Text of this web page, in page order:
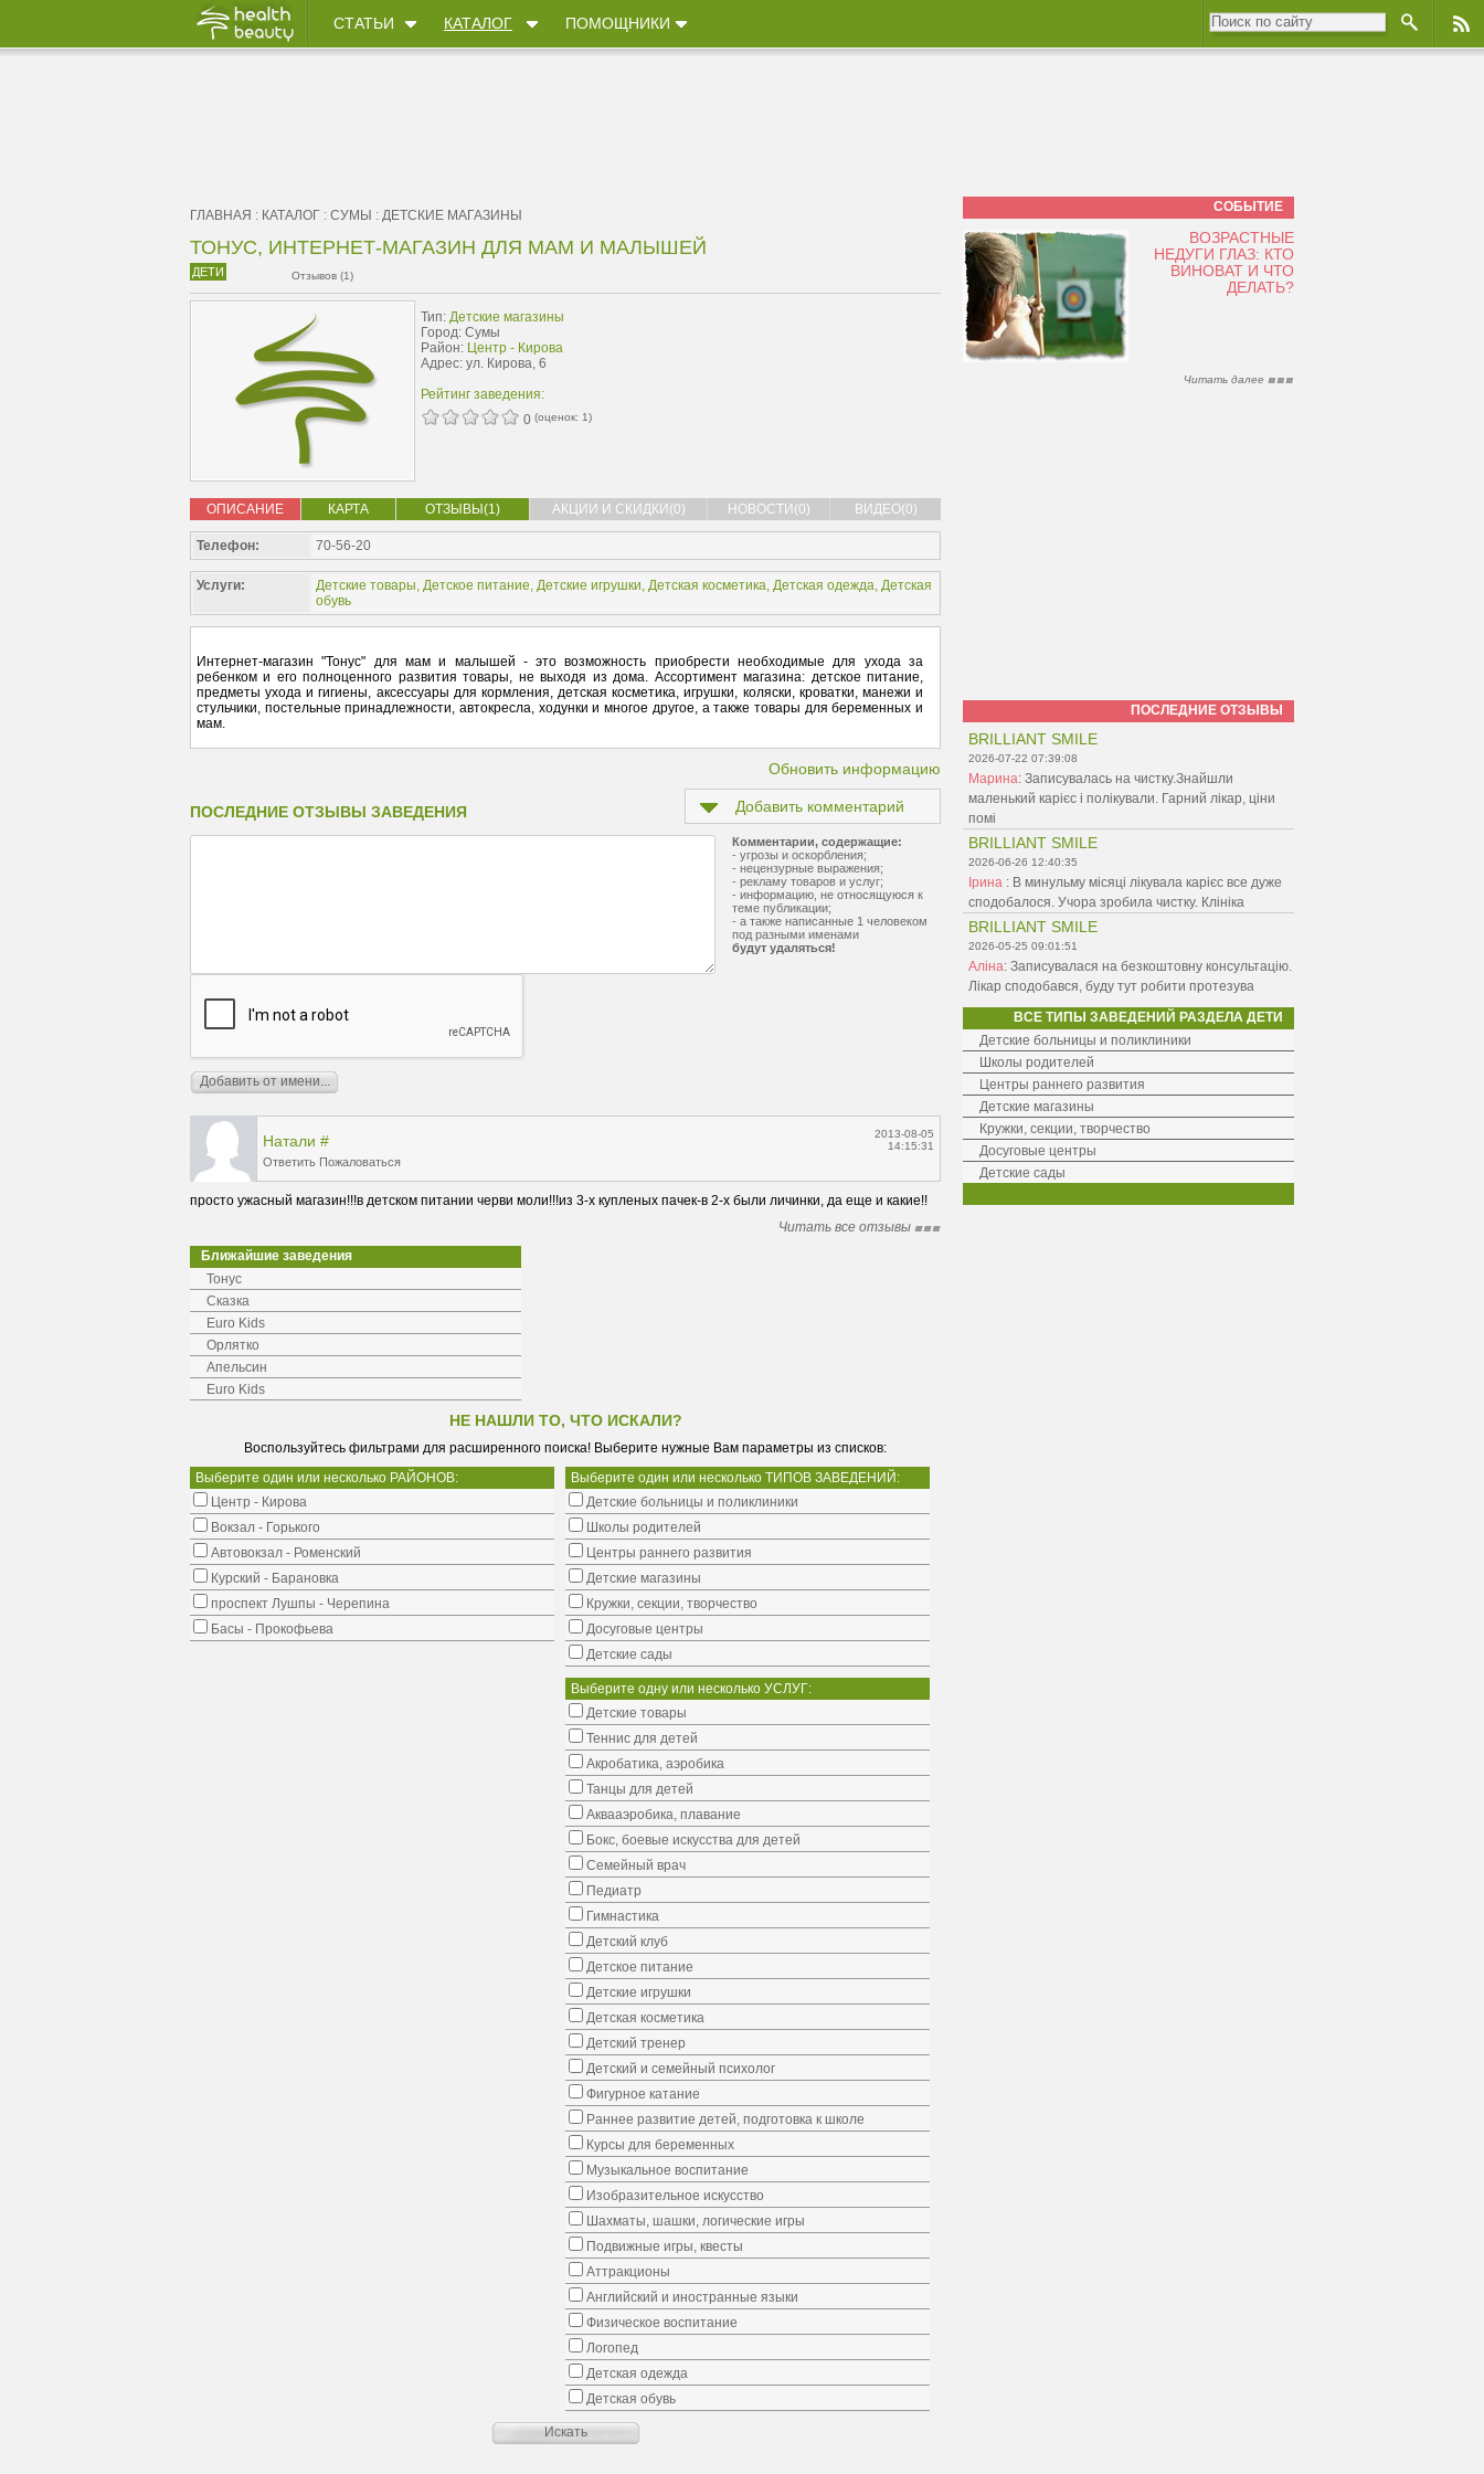
СТАТЬИ КАТАЛОГ ПОМОЩНИКИ
ГЛАВНАЯ : КАТАЛОГ : СУМЫ : ДЕТСКИЕ МАГАЗИНЫ
ТОНУС, ИНТЕРНЕТ-МАГАЗИН ДЛЯ МАМ И МАЛЫШЕЙ
ДЕТИ Отзывов (1)
Тип: Детские магазины
Город: Сумы
Район: Центр - Кирова
Адрес: ул. Кирова, 6
Рейтинг заведения:
0 (оценок: 1)
ОПИСАНИЕ КАРТА ОТЗЫВЫ(1) АКЦИИ И СКИДКИ(0) НОВОСТИ(0) ВИДЕО(0)
Телефон: 70-56-20
Услуги: Детские товары, Детское питание, Детские игрушки, Детская косметика, Детская одежда, Детская
обувь
Интернет-магазин "Тонус" для мам и малышей - это возможность приобрести необходимые для ухода за
ребенком и его полноценного развития товары, не выходя из дома. Ассортимент магазина: детское питание,
предметы ухода и гигиены, аксессуары для кормления, детская косметика, игрушки, коляски, кроватки, манежи и
стульчики, постельные принадлежности, автокресла, ходунки и многое другое, а также товары для беременных и
мам.
Обновить информацию
ПОСЛЕДНИЕ ОТЗЫВЫ ЗАВЕДЕНИЯ Добавить комментарий
Комментарии, содержащие:
- угрозы и оскорбления;
- нецензурные выражения;
- рекламу товаров и услуг;
- информацию, не относящуюся к
теме публикации;
- а также написанные 1 человеком
под разными именами
будут удаляться!
Натали #
Ответить Пожаловаться
2013-08-05
14:15:31
просто ужасный магазин!!!в детском питании черви моли!!!из 3-х купленых пачек-в 2-х были личинки, да еще и какие!!
Читать все отзывы
Ближайшие заведения
Тонус
Сказка
Euro Kids
Орлятко
Апельсин
Euro Kids
НЕ НАШЛИ ТО, ЧТО ИСКАЛИ?
Воспользуйтесь фильтрами для расширенного поиска! Выберите нужные Вам параметры из списков:
Выберите один или несколько РАЙОНОВ:
Центр - Кирова
Вокзал - Горького
Автовокзал - Роменский
Курский - Барановка
проспект Лушпы - Черепина
Басы - Прокофьева
Выберите один или несколько ТИПОВ ЗАВЕДЕНИЙ:
Детские больницы и поликлиники
Школы родителей
Центры раннего развития
Детские магазины
Кружки, секции, творчество
Досуговые центры
Детские сады
Выберите одну или несколько УСЛУГ:
Детские товары
Теннис для детей
Акробатика, аэробика
Танцы для детей
Аквааэробика, плавание
Бокс, боевые искусства для детей
Семейный врач
Педиатр
Гимнастика
Детский клуб
Детское питание
Детские игрушки
Детская косметика
Детский тренер
Детский и семейный психолог
Фигурное катание
Раннее развитие детей, подготовка к школе
Курсы для беременных
Музыкальное воспитание
Изобразительное искусство
Шахматы, шашки, логические игры
Подвижные игры, квесты
Аттракционы
Английский и иностранные языки
Физическое воспитание
Логопед
Детская одежда
Детская обувь
СОБЫТИЕ
ВОЗРАСТНЫЕ
НЕДУГИ ГЛАЗ: КТО
ВИНОВАТ И ЧТО
ДЕЛАТЬ?
Читать далее
ПОСЛЕДНИЕ ОТЗЫВЫ
BRILLIANT SMILE
2026-07-22 07:39:08
Марина: Записувалась на чистку.Знайшли
маленький карієс і полікували. Гарний лікар, ціни
помі
BRILLIANT SMILE
2026-06-26 12:40:35
Ірина : В минульму місяці лікувала карієс все дуже
сподобалося. Учора зробила чистку. Клініка
BRILLIANT SMILE
2026-05-25 09:01:51
Аліна: Записувалася на безкоштовну консультацію.
Лікар сподобався, буду тут робити протезува
ВСЕ ТИПЫ ЗАВЕДЕНИЙ РАЗДЕЛА ДЕТИ
Детские больницы и поликлиники
Школы родителей
Центры раннего развития
Детские магазины
Кружки, секции, творчество
Досуговые центры
Детские сады